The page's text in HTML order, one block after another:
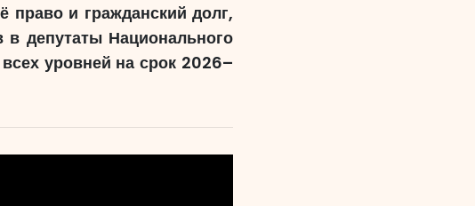
и гражданский долг,
депутаты Национального
уровней на срок 2026–